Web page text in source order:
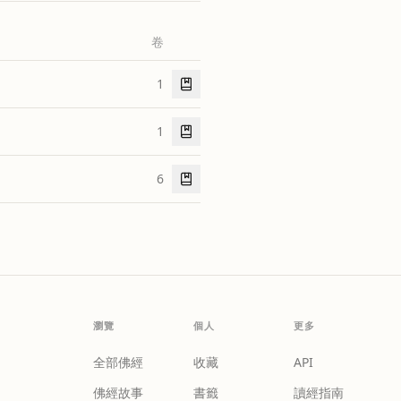
卷
1
1
6
瀏覽
全部佛經
佛經故事
個人
收藏
書籤
更多
API
讀經指南